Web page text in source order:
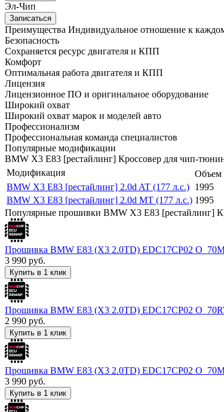
Эл-Чип
Записаться
Преимущества Индивидуальное отношение к
Безопасность
Сохраняется ресурс двигателя и КПП
Комфорт
Оптимальная работа двигателя и КПП
Лицензия
Лицензионное ПО и оригинальное оборудование
Широкий охват
Широкий охват марок и моделей авто
Профессионализм
Профессиональная команда специалистов
Популярные модификации
BMW X3 E83 [рестайлинг] Кроссовер для чип-
Модификация
Объем
BMW X3 E83 [рестайлинг] 2.0d AT (177 л.с.) 1995
BMW X3 E83 [рестайлинг] 2.0d MT (177 л.с.) 1995
Популярные прошивки BMW X3 E83 [рестайлинг]
Прошивка BMW E83 (X3 2.0TD) EDC17CP02
3 990 руб.
Купить в 1 клик
Прошивка BMW E83 (X3 2.0TD) EDC17CP02
2 990 руб.
Купить в 1 клик
Прошивка BMW E83 (X3 2.0TD) EDC17CP02
3 990 руб.
Купить в 1 клик